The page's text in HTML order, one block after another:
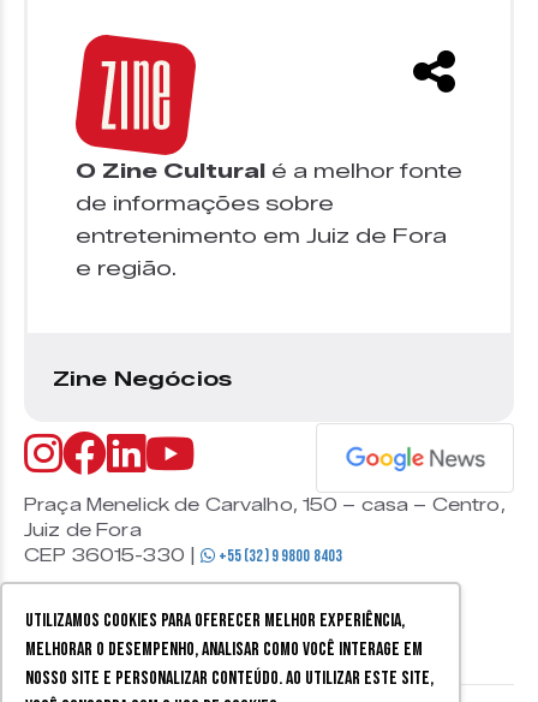
Utilizamos cookies para oferecer melhor experiência,
melhorar o desempenho, analisar como você interage em
nosso site e personalizar conteúdo. Ao utilizar este site,
O Zine Cultural é a melhor fonte
de informações sobre
entretenimento em Juiz de Fora
e região.
Zine Negócios
Praça Menelick de Carvalho, 150 – casa – Centro,
Juiz de Fora
CEP 36015-330 |
+55 (32) 9 9800 8403